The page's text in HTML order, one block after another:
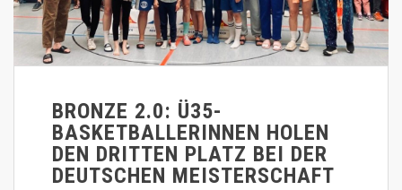
BRONZE 2.0: Ü35-
BASKETBALLERINNEN HOLEN
DEN DRITTEN PLATZ BEI DER
DEUTSCHEN MEISTERSCHAFT